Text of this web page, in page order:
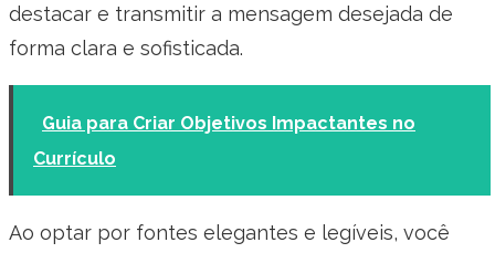
destacar e transmitir a mensagem desejada de
forma clara e sofisticada.
Guia para Criar Objetivos Impactantes no
Currículo
Ao optar por fontes elegantes e legíveis, você